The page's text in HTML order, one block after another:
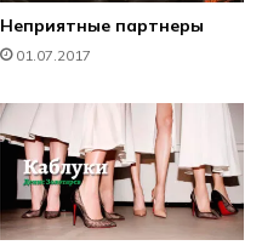
Неприятные партнеры
01.07.2017